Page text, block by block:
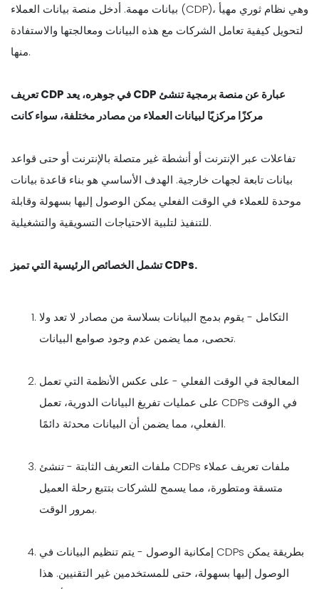
بيانات مهمة. أدخل منصة بيانات العملاء (CDP)، وهي نظام ثوري مهيأ
لتحويل كيفية تعامل الشركات مع هذه البيانات ومعالجتها والاستفادة
منها.
تعريف CDP في جوهره، يعد CDP عبارة عن منصة برمجية تنشئ
مركزًا مركزيًا لبيانات العملاء من مصادر مختلفة، سواء كانت
تفاعلات عبر الإنترنت أو أنشطة غير متصلة بالإنترنت أو حتى قواعد
بيانات تابعة لجهات خارجية. الهدف الأساسي هو بناء قاعدة بيانات
موحدة للعملاء في الوقت الفعلي يمكن الوصول إليها بسهولة وقابلة
للتنفيذ لتلبية الاحتياجات التسويقية والتشغيلية.
تشمل الخصائص الرئيسية التي تميز CDPs.
التكامل - يقوم بدمج البيانات بسلاسة من مصادر لا تعد ولا
تحصى، مما يضمن عدم وجود صوامع البيانات.
المعالجة في الوقت الفعلي - على عكس الأنظمة التي تعمل
على عمليات تفريغ البيانات الدورية، تعمل CDPs في الوقت
الفعلي، مما يضمن أن البيانات محدثة دائمًا.
ملفات التعريف الثابتة - تنشئ CDPs ملفات تعريف عملاء
متسقة ومتطورة، مما يسمح للشركات بتتبع رحلة العميل
بمرور الوقت.
إمكانية الوصول - يتم تنظيم البيانات في CDPs بطريقة يمكن
الوصول إليها بسهولة، حتى للمستخدمين غير التقنيين. هذا